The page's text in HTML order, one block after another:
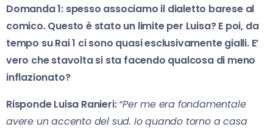
Domanda 1: spesso associamo il dialetto barese al
comico. Questo è stato un limite per Luisa? E poi, da
tempo su Rai 1 ci sono quasi esclusivamente gialli. E’
vero che stavolta si sta facendo qualcosa di meno
inflazionato?
Risponde Luisa Ranieri:“Per me era fondamentale
avere un accento del sud. Io quando torno a casa